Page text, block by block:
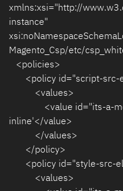
xmlns:xsi="http://
instance"
Magento_Csp/etc/
<policies>
<policy id="script-src-
<values>
<value id="its-a-me-
inline'</value>
</values>
</policy>
<policy id="style-src-
<values>